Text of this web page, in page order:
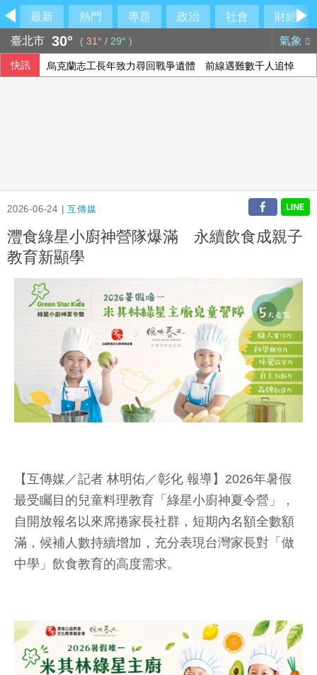
最新 熱門 專題 政治 社會
財經
臺北市 30° ( 31° / 29° ) 氣象
快訊 烏克蘭志工長年致力尋回戰爭遺體 前線遇難數千人追悼
2026-06-24 |互傳媒
灃食綠星小廚神營隊爆滿 永續飲食成親子
教育新顯學
【互傳媒／記者 林明佑／彰化 報導】2026年暑假
最受矚目的兒童料理教育「綠星小廚神夏令營」，
自開放報名以來席捲家長社群，短期內名額全數額
滿，候補人數持續增加，充分表現台灣家長對「做
中學」飲食教育的高度需求。